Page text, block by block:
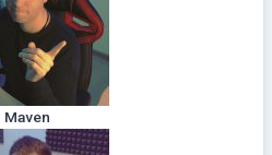
Maven